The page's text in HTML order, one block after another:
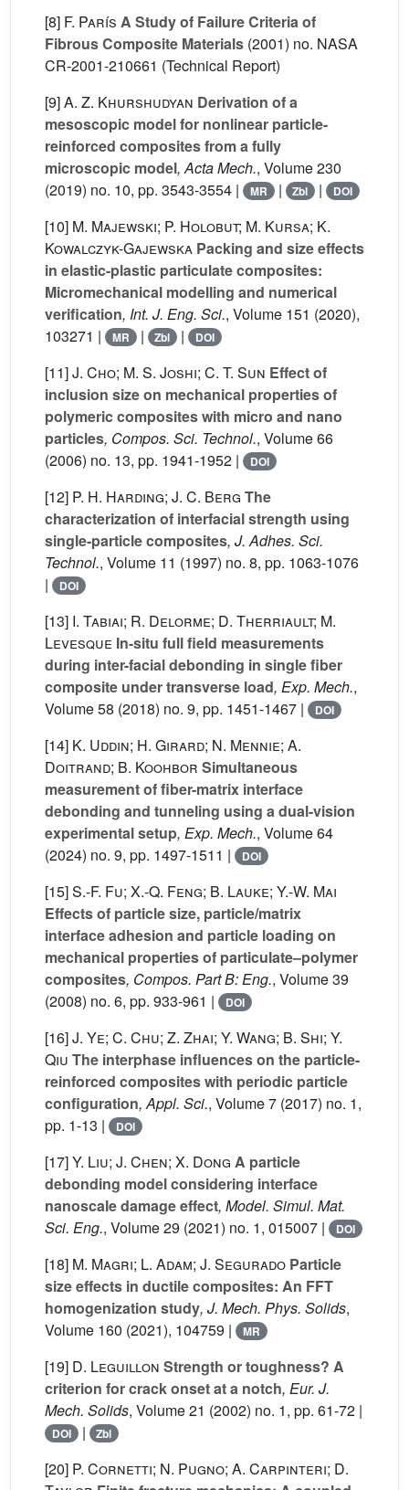
[8] F. París A Study of Failure Criteria of
Fibrous Composite Materials (2001) no. NASA
CR-2001-210661 (Technical Report)
[9]A. Z. Khurshudyan Derivation of a
mesoscopic model for nonlinear particle-
reinforced composites from a fully
microscopic model, Acta Mech., Volume 230
(2019) no. 10, pp. 3543-3554 |
MR | Zbl | DOI
[10] M. Majewski; P. Holobut; M. Kursa; K.
Kowalczyk-Gajewska Packing and size effects
in elastic-plastic particulate composites:
Micromechanical modelling and numerical
verification, Int. J. Eng. Sci., Volume 151 (2020),
103271 |
MR | Zbl | DOI
[11]J. Cho; M. S. Joshi; C. T. Sun Effect of
inclusion size on mechanical properties of
polymeric composites with micro and nano
particles, Compos. Sci. Technol., Volume 66
(2006) no. 13, pp. 1941-1952 |
DOI
[12] P. H. Harding; J. C. Berg The
characterization of interfacial strength using
single-particle composites, J. Adhes. Sci.
Technol., Volume 11 (1997) no. 8, pp. 1063-1076
|
DOI
[13] I. Tabiai; R. Delorme; D. Therriault; M.
Levesque In-situ full field measurements
during inter-facial debonding in single fiber
composite under transverse load, Exp. Mech.,
Volume 58 (2018) no. 9, pp. 1451-1467 | DOI
[14] K. Uddin; H. Girard; N. Mennie; A.
Doitrand; B. Koohbor Simultaneous
measurement of fiber-matrix interface
debonding and tunneling using a dual-vision
experimental setup, Exp. Mech., Volume 64
(2024) no. 9, pp. 1497-1511 |
DOI
[15]S.-F. Fu; X.-Q. Feng; B. Lauke; Y.-W. Mai
Effects of particle size, particle/matrix
interface adhesion and particle loading on
mechanical properties of particulate–polymer
composites, Compos. Part B: Eng., Volume 39
(2008) no. 6, pp. 933-961 |
DOI
[16]J. Ye; C. Chu; Z. Zhai; Y. Wang; B. Shi; Y.
Qiu The interphase influences on the particle-
reinforced composites with periodic particle
configuration, Appl. Sci., Volume 7 (2017) no. 1,
pp. 1-13 |
DOI
[17]Y. Liu; J. Chen; X. Dong A particle
debonding model considering interface
nanoscale damage effect, Model. Simul. Mat.
Sci. Eng., Volume 29 (2021) no. 1, 015007 | DOI
[18] M. Magri; L. Adam; J. Segurado Particle
size effects in ductile composites: An FFT
homogenization study, J. Mech. Phys. Solids,
Volume 160 (2021), 104759 | MR
[19] D. Leguillon Strength or toughness? A
criterion for crack onset at a notch, Eur. J.
Mech. Solids, Volume 21 (2002) no. 1, pp. 61-72 |
DOI | Zbl
[20] P. Cornetti; N. Pugno; A. Carpinteri; D.